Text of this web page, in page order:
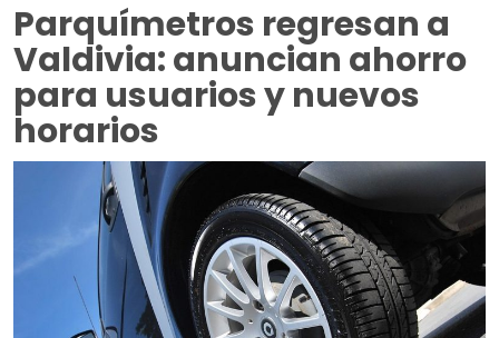
Parquímetros regresan a
Valdivia: anuncian ahorro
para usuarios y nuevos
horarios